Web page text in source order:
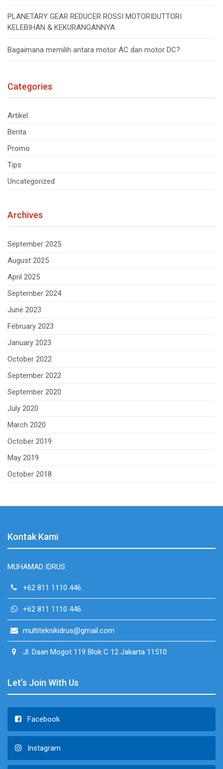
PLANETARY GEAR REDUCER ROSSI MOTORIDUTTORI
KELEBIHAN & KEKURANGANNYA
Bagaimana memilih antara motor AC dan motor DC?
Categories
Artikel
Berita
Promo
Tips
Uncategorized
Archives
September 2025
August 2025
April 2025
September 2024
June 2023
February 2023
January 2023
October 2022
September 2022
September 2020
July 2020
March 2020
October 2019
May 2019
October 2018
Kontak Kami
MUHAMAD IDRUS
+62 811 1110 446
+62 811 1110 446
multiteknikidrus@gmail.com
Jl. Daan Mogot 119 Blok C 12 Jakarta 11510
Let’s Join With Us
Facebook
Instagram